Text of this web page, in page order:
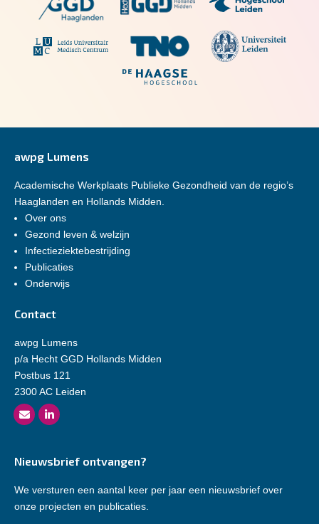
awpg Lumens
Academische Werkplaats Publieke Gezondheid van de regio’s
Haaglanden en Hollands Midden.
Over ons
Gezond leven & welzijn
Infectieziektebestrijding
Publicaties
Onderwijs
Contact
awpg Lumens
p/a Hecht GGD Hollands Midden
Postbus 121
2300 AC Leiden
Nieuwsbrief ontvangen?
We versturen een aantal keer per jaar een nieuwsbrief over
onze projecten en publicaties.